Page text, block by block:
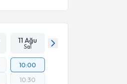
11 Ağu
Sal
10:00
10:30